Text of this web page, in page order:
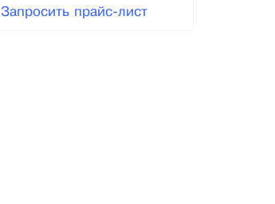
Запросить прайс-лист